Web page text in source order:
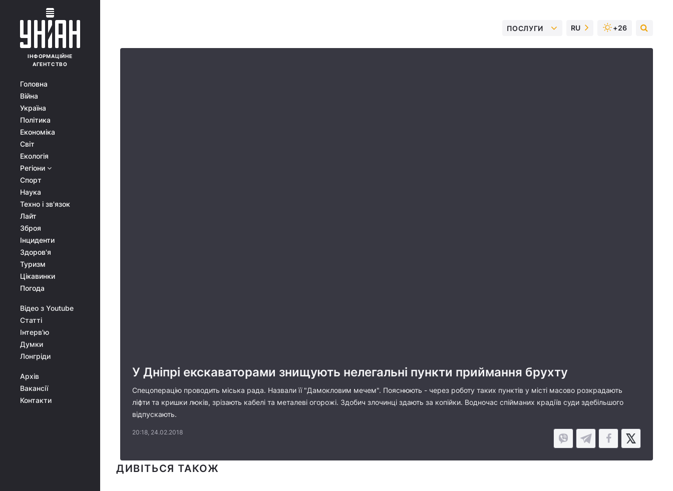
ІНФОРМАЦІЙНЕ
АГЕНТСТВО
Головна
Війна
Україна
Політика
Економіка
Світ
Екологія
Регіони
Спорт
Наука
Техно і зв'язок
Лайт
Зброя
Інциденти
Здоров'я
Туризм
Цікавинки
Погода
Відео з Youtube
Статті
Інтерв'ю
Думки
Лонгріди
Архів
Вакансії
Контакти
ПОСЛУГИ RU +26
У Дніпрі екскаваторами знищують нелегальні пункти приймання брухту
Спецоперацію проводить міська рада. Назвали її "Дамокловим мечем". Пояснюють - через роботу таких пунктів у місті масово розкрадають
ліфти та кришки люків, зрізають кабелі та металеві огорожі. Здобич злочинці здають за копійки. Водночас спійманих крадіїв суди здебільшого
відпускають.
20:18, 24.02.2018
ДИВІТЬСЯ ТАКОЖ